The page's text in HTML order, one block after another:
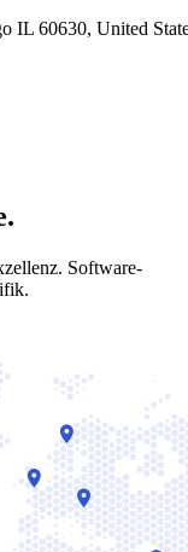
IL 60630, United
Software-